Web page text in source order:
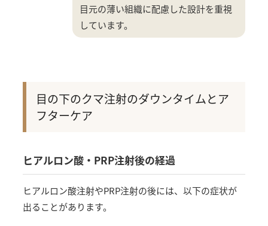
目元の薄い組織に配慮した設計を重視
しています。
目の下のクマ注射のダウンタイムとア
フターケア
ヒアルロン酸・PRP注射後の経過
ヒアルロン酸注射やPRP注射の後には、以下の症状が
出ることがあります。